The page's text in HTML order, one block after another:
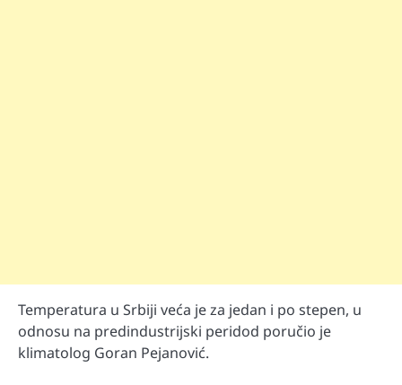
Temperatura u Srbiji veća je za jedan i po stepen, u
odnosu na predindustrijski peridod poručio je
klimatolog Goran Pejanović.